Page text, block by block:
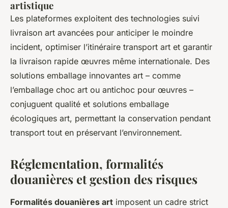
artistique
Les plateformes exploitent des technologies suivi
livraison art avancées pour anticiper le moindre
incident, optimiser l’itinéraire transport art et garantir
la livraison rapide œuvres même internationale. Des
solutions emballage innovantes art – comme
l’emballage choc art ou antichoc pour œuvres –
conjuguent qualité et solutions emballage
écologiques art, permettant la conservation pendant
transport tout en préservant l’environnement.
Réglementation, formalités
douanières et gestion des risques
Formalités douanières art imposent un cadre strict